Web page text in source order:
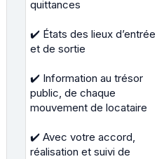
quittances
✔️ États des lieux d’entrée
et de sortie
✔️ Information au trésor
public, de chaque
mouvement de locataire
✔️ Avec votre accord,
réalisation et suivi de